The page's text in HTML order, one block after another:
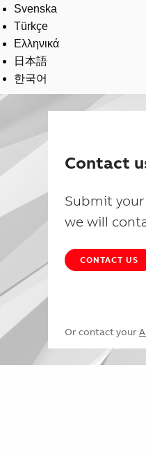
Svenska
Türkçe
Ελληνικά
日本語
한국어
Contact
Submit
we will
CONTACT US
Or contact your